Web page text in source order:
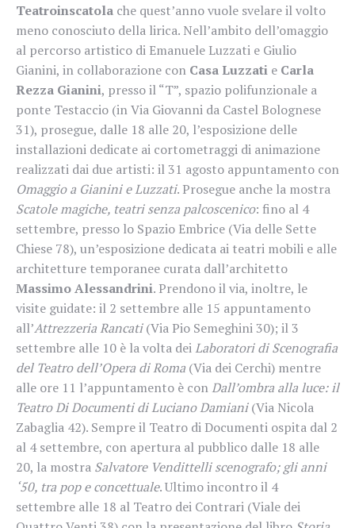
Teatroinscatola che quest’anno vuole svelare il volto
meno conosciuto della lirica. Nell’ambito dell’omaggio
al percorso artistico di Emanuele Luzzati e Giulio
Gianini, in collaborazione con Casa Luzzati e Carla
Rezza Gianini, presso il “T”, spazio polifunzionale a
ponte Testaccio (in Via Giovanni da Castel Bolognese
31), prosegue, dalle 18 alle 20, l’esposizione delle
installazioni dedicate ai cortometraggi di animazione
realizzati dai due artisti: il 31 agosto appuntamento con
Omaggio a Gianini e Luzzati. Prosegue anche la mostra
Scatole magiche, teatri senza palcoscenico: fino al 4
settembre, presso lo Spazio Embrice (Via delle Sette
Chiese 78), un’esposizione dedicata ai teatri mobili e alle
architetture temporanee curata dall’architetto
Massimo Alessandrini. Prendono il via, inoltre, le
visite guidate: il 2 settembre alle 15 appuntamento
all’Attrezzeria Rancati(Via Pio Semeghini 30); il 3
settembre alle 10 è la volta deiLaboratori di Scenografia
del Teatro dell’Opera di Roma (Via dei Cerchi) mentre
alle ore 11 l’appuntamento è conDall’ombra alla luce: il
Teatro Di Documenti di Luciano Damiani(Via Nicola
Zabaglia 42). Sempre il Teatro di Documenti ospita dal 2
al 4 settembre, con apertura al pubblico dalle 18 alle
20, la mostra Salvatore Vendittelli scenografo; gli anni
‘50, tra pop e concettuale. Ultimo incontro il 4
settembre alle 18 al Teatro dei Contrari (Viale dei